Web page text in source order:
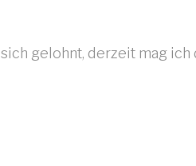
gelohnt, derzeit mag ich